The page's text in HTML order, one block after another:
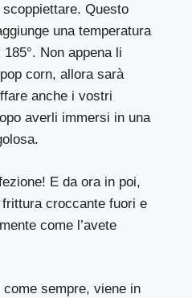
Questo
una temperatura
Non appena li
corn, allora sarà
anche i vostri
averli immersi in una
E da ora in poi,
croccante fuori e
come l’avete
sempre, viene in